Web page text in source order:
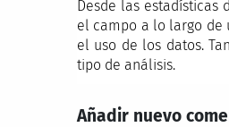
Desde las
el campo a lo largo de
el uso de los datos.
tipo de análisis.
Añadir nuevo